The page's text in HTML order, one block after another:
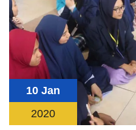
10 Jan
2020